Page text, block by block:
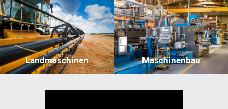
Landmaschinen Maschinenbau